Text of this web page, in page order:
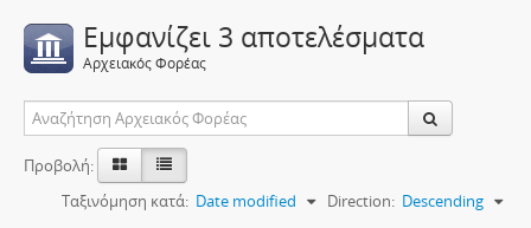
Εμφανίζει 3 αποτελέσματα
Αρχειακός Φορέας
Προβολή:
Ταξινόμηση κατά: Date modified Direction: Descending